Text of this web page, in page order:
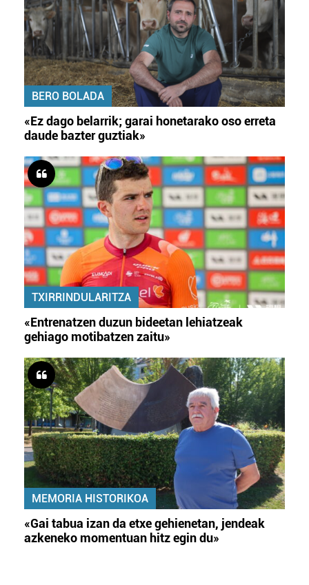
BERO BOLADA
«Ez dago belarrik; garai honetarako oso erreta
daude bazter guztiak»
TXIRRINDULARITZA
«Entrenatzen duzun bideetan lehiatzeak
gehiago motibatzen zaitu»
MEMORIA HISTORIKOA
«Gai tabua izan da etxe gehienetan, jendeak
azkeneko momentuan hitz egin du»